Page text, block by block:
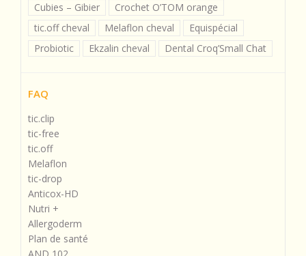
Cubies – Gibier
Crochet O’TOM orange
tic.off cheval
Melaflon cheval
Equispécial
Probiotic
Ekzalin cheval Dental Croq’Small Chat
FAQ
tic.clip
tic-free
tic.off
Melaflon
tic-drop
Anticox-HD
Nutri +
Allergoderm
Plan de santé